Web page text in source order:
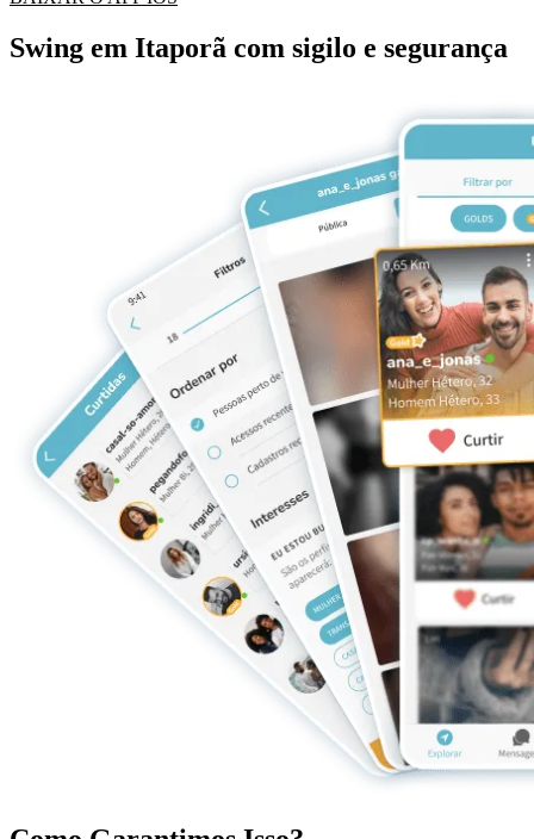
Swing em Itaporã com sigilo e segurança